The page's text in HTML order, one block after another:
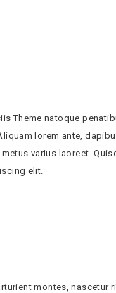
Theme natoque
lorem ante,
metus varius laoreet.
elit.
montes, nascetur